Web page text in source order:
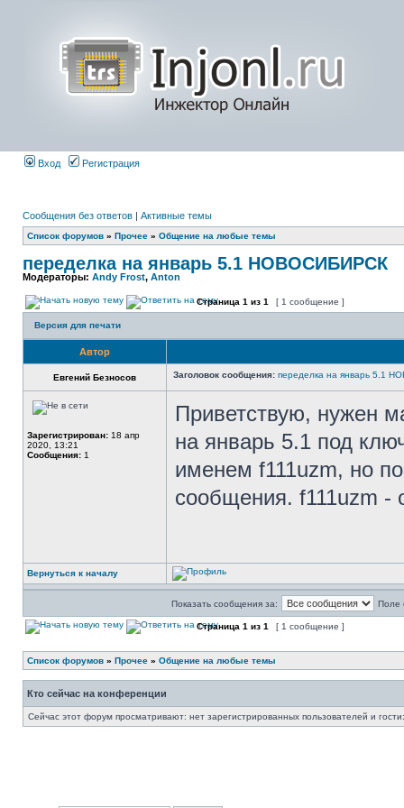
Вход Регистрация
Сообщения без ответов | Активные темы
Список форумов » Прочее » Общение на любые темы
переделка на январь 5.1 НОВОСИБИРСК
Модераторы: Andy Frost, Anton
Страница 1 из 1 [ 1 сообщение ]
Версия для печати
Автор
Евгений Безносов Заголовок сообщения: переделка на январь 5.1
Зарегистрирован: 18 апр
2020, 13:21
Сообщения: 1
Приветствую, нужен
на январь 5.1 под
именем f111uzm, но
сообщения. f111uzm -
Вернуться к началу
Показать сообщения за: Поле
Страница 1 из 1 [ 1 сообщение ]
Список форумов » Прочее » Общение на любые темы
Кто сейчас на конференции
Сейчас этот форум просматривают: нет зарегистрированных пользователей и